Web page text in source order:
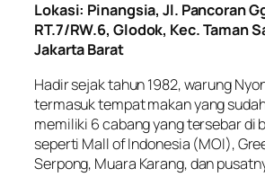
Lokasi: Pinangsia, Jl. Pancoran
RT.7/RW.6, Glodok, Kec. Taman
Jakarta Barat
Hadir sejak tahun 1982, warung
termasuk tempat makan yang
memiliki 6 cabang yang tersebar di
seperti Mall of Indonesia (MOI),
Serpong, Muara Karang, dan